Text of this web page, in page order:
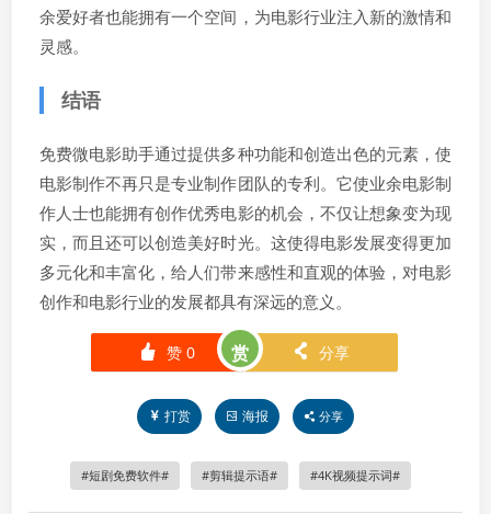
余爱好者也能拥有一个空间，为电影行业注入新的激情和
灵感。
结语
免费微电影助手通过提供多种功能和创造出色的元素，使
电影制作不再只是专业制作团队的专利。它使业余电影制
作人士也能拥有创作优秀电影的机会，不仅让想象变为现
实，而且还可以创造美好时光。这使得电影发展变得更加
多元化和丰富化，给人们带来感性和直观的体验，对电影
创作和电影行业的发展都具有深远的意义。
󰄼 赞 0 赏 󰄯 分享
打赏 海报 分享
短剧免费软件 剪辑提示语 4K视频提示词